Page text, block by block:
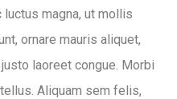
magna, ut mollis
ornare mauris aliquet,
laoreet congue. Morbi
Aliquam sem felis,